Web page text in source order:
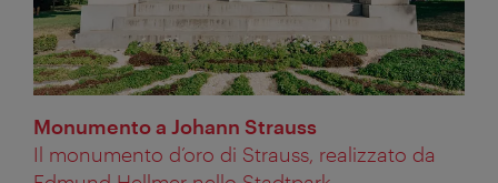
Monumento a Johann Strauss
Il monumento d’oro di Strauss, realizzato da